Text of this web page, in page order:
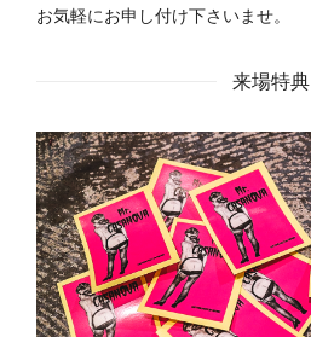
お気軽にお申し付け下さいませ。
来場特典